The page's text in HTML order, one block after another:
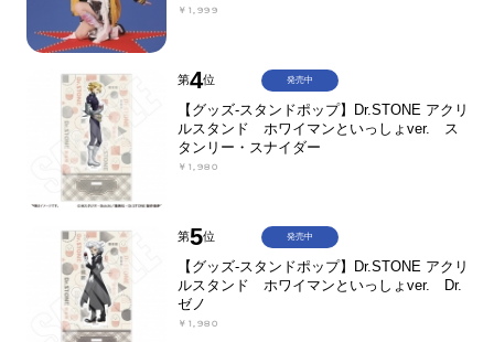
￥1,999
第4位
【グッズ-スタンドポップ】Dr.STONE アクリ
ルスタンド ホワイマンといっしょver. ス
タンリー・スナイダー
￥1,980
発売中
第5位
【グッズ-スタンドポップ】Dr.STONE アクリ
ルスタンド ホワイマンといっしょver. Dr.
ゼノ
￥1,980
発売中